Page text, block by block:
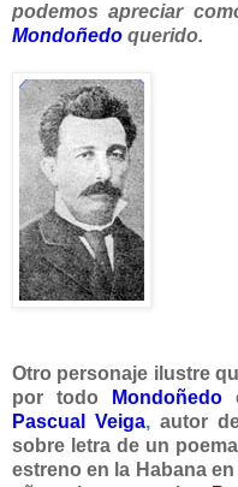
podemos apreciar
Mondoñedo querido.
Otro personaje ilustre
por todo
Mondoñedo
Pascual Veiga,autor
sobre letra de un
estreno en la Habana